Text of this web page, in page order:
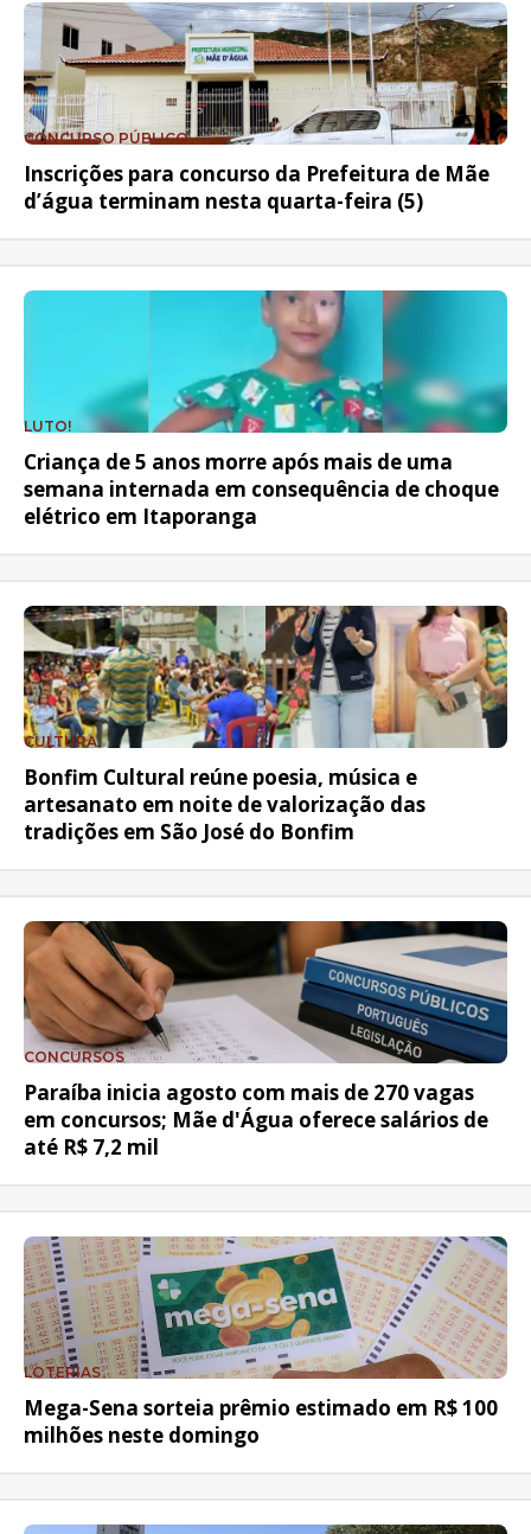
CONCURSO PÚBLICO
Inscrições para concurso da Prefeitura de Mãe
d’água terminam nesta quarta-feira (5)
LUTO!
Criança de 5 anos morre após mais de uma
semana internada em consequência de choque
elétrico em Itaporanga
CULTURA
Bonfim Cultural reúne poesia, música e
artesanato em noite de valorização das
tradições em São José do Bonfim
CONCURSOS
Paraíba inicia agosto com mais de 270 vagas
em concursos; Mãe d'Água oferece salários de
até R$ 7,2 mil
LOTERIAS
Mega-Sena sorteia prêmio estimado em R$ 100
milhões neste domingo